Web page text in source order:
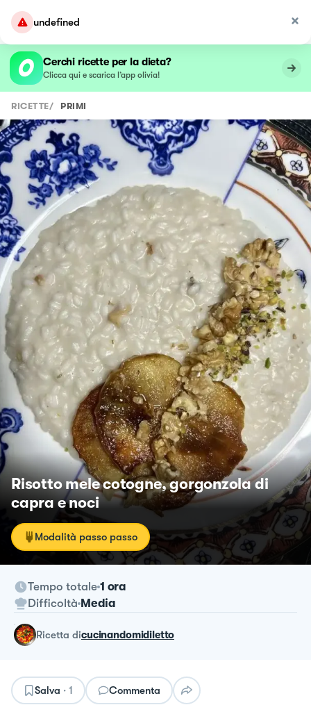
undefined
Cerchi ricette per la dieta?
Clicca qui e scarica l’app olivia!
RICETTE/ PRIMI
Risotto mele cotogne, gorgonzola di
capra e noci
Modalità passo passo
Tempo totale 1 ora
Difficoltà Media
ricetta dicucinandomidiletto
Salva · 1 Commenta